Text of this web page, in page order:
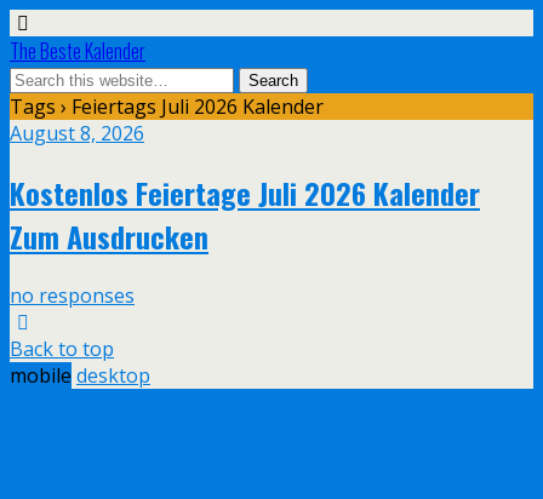
The Beste Kalender
Tags › Feiertags Juli 2026 Kalender
August 8, 2026
Kostenlos Feiertage Juli 2026 Kalender
Zum Ausdrucken
no responses
Back to top
mobile desktop